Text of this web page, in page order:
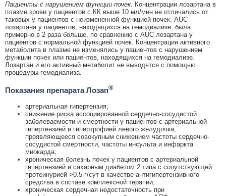
Пациенты с нарушением функции почек. Концентрации лозартана в
плазме крови у пациентов с КК выше 10 мл/мин не отличались от
таковых у пациентов с неизмененной функцией почек. AUC
лозартана у пациентов, находящихся на гемодиализе, была
примерно в 2 раза больше, по сравнению с AUC лозартана у
пациентов с нормальной функцией почек. Концентрации активного
метаболита в плазме не изменялись у пациентов с нарушением
функции почек или пациентов, находящихся на гемодиализе.
Лозартан и его активный метаболит не выводятся с помощью
процедуры гемодиализа.
Показания препарата Лозап®
артериальная гипертензия;
снижение риска ассоциированной сердечно-сосудистой
заболеваемости и смертности у пациентов с артериальной
гипертензией и гипертрофией левого желудочка,
проявляющееся совокупным снижением частоты сердечно-
сосудистой смертности, частоты инсульта и инфаркта
миокарда;
хроническая болезнь почек у пациентов с артериальной
гипертензией и сахарным диабетом 2 типа с сопутствующей
протеинурией >0.5 г/сут в качестве антигипертензивного
средства в составе комплексной терапии;
хроническая сердечная недостаточность при